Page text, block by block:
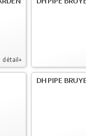
détail+
DH PIPE
DH PIPE